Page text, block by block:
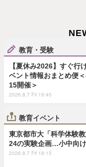
教育・受験
【夏休み2026】すぐ行
ベント情報おまとめ便
15開催＞
2026.8.7 Fri 19:45
教育イベント
東京都市大「科学体験教
24の実験企画…小中向
2026.8.7 Fri 18:15